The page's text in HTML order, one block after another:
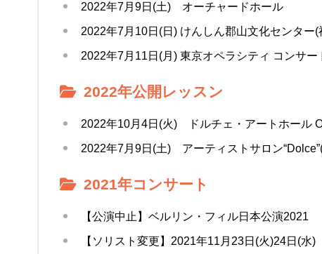
2022年7月9日(土) オーチャードホール
2022年7月10日(日) けんしん郡山文化センター(
2022年7月11日(月) 東京オペラシティ コンサー
2022年公開レッスン
2022年10月4日(火) ドルチェ・アートホール
2022年7月9日(土) アーティストサロン
2021年コンサート
【公演中止】ベルリン・フィル日本公演2021
【ソリスト変更】2021年11月23日(火)24日(